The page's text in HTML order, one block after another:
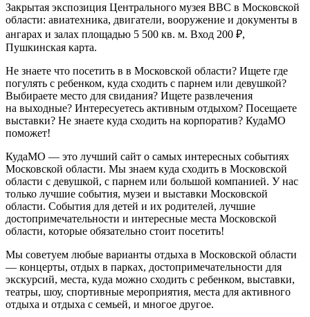
Закрытая экспозиция Центрального музея ВВС в Московской
области: авиатехника, двигатели, вооружение и документы в
ангарах и залах площадью 5 500 кв. м. Вход 200 ₽,
Пушкинская карта.
Не знаете что посетить в в Московской области? Ищете где
погулять с ребенком, куда сходить с парнем или девушкой?
Выбираете место для свидания? Ищете развлечения
на выходные? Интересуетесь активным отдыхом? Посещаете
выставки? Не знаете куда сходить на корпоратив? КудаМО
поможет!
КудаМО — это лучший сайт о самых интересных событиях
Московской области. Мы знаем куда сходить в Московской
области с девушкой, с парнем или большой компанией. У нас
только лучшие события, музеи и выставки Московской
области. События для детей и их родителей, лучшие
достопримечательности и интересные места Московской
области, которые обязательно стоит посетить!
Мы советуем любые варианты отдыха в Московской области
— концерты, отдых в парках, достопримечательности для
экскурсий, места, куда можно сходить с ребенком, выставки,
театры, шоу, спортивные мероприятия, места для активного
отдыха и отдыха с семьей, и многое другое.